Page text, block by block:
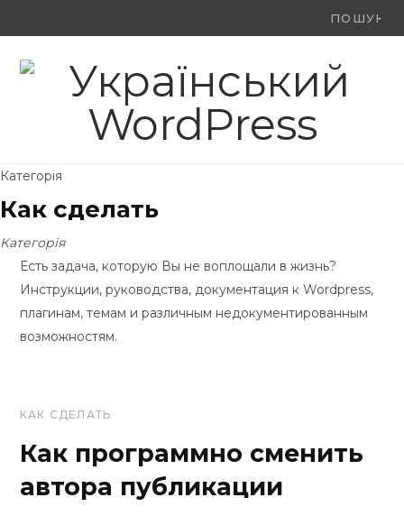
Ви
F
k
X
(
e
Y
o
Категорія
Как сделать
Категорія
Есть задача, которую Вы не воплощали в жизнь?
Инструкции, руководства, документация к Wordpress,
плагинам, темам и различным недокументированным
возможностям.
КАК СДЕЛАТЬ
Как программно сменить
автора публикации